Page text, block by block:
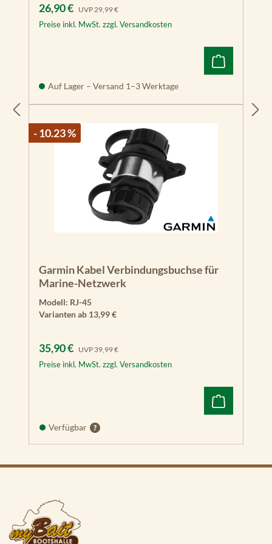
GPSMAP 8008
GPSMAP 8015
GPSMAP 820
GPSMAP 820xs
Netzwerk Switch
GSD 22, ohne
Garmin
GSD 24
Ultra High
Definition
Scanning Sonar
System
Verkaufspreis:
26,90 € UVP Regulärer Preis:
29,99 €
Preise inkl. MwSt. zzgl. Versandkosten
Auf Lager – Versand 1–3 Werktage
- 10.23 %
Garmin Kabel Verbindungsbuchse für
Marine-Netzwerk
Modell: RJ-45
Varianten ab 13,99 €
Verkaufspreis:
35,90 € UVP Regulärer Preis:
39,99 €
Preise inkl. MwSt. zzgl. Versandkosten
Verfügbar